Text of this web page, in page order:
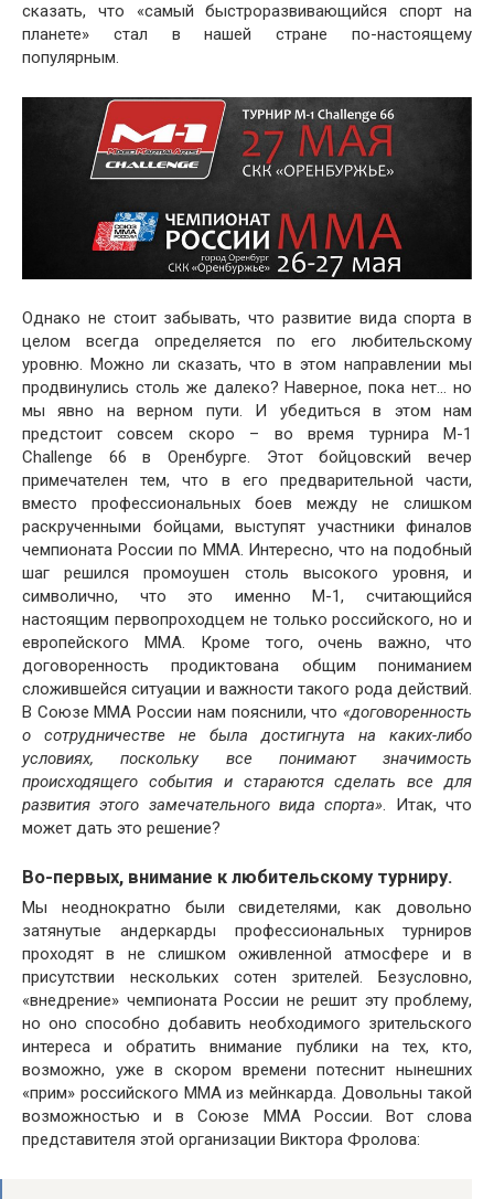
сказать, что «самый быстроразвивающийся спорт на
планете» стал в нашей стране по-настоящему
популярным.
Однако не стоит забывать, что развитие вида спорта в
целом всегда определяется по его любительскому
уровню. Можно ли сказать, что в этом направлении мы
продвинулись столь же далеко? Наверное, пока нет… но
мы явно на верном пути. И убедиться в этом нам
предстоит совсем скоро – во время турнира M-1
Challenge 66 в Оренбурге. Этот бойцовский вечер
примечателен тем, что в его предварительной части,
вместо профессиональных боев между не слишком
раскрученными бойцами, выступят участники финалов
чемпионата России по ММА. Интересно, что на подобный
шаг решился промоушен столь высокого уровня, и
символично, что это именно М-1, считающийся
настоящим первопроходцем не только российского, но и
европейского ММА. Кроме того, очень важно, что
договоренность продиктована общим пониманием
сложившейся ситуации и важности такого рода действий.
В Союзе ММА России нам пояснили, что «договоренность
о сотрудничестве не была достигнута на каких-либо
условиях, поскольку все понимают значимость
происходящего события и стараются сделать все для
развития этого замечательного вида спорта». Итак, что
может дать это решение?
Во-первых, внимание к любительскому турниру.
Мы неоднократно были свидетелями, как довольно
затянутые андеркарды профессиональных турниров
проходят в не слишком оживленной атмосфере и в
присутствии нескольких сотен зрителей. Безусловно,
«внедрение» чемпионата России не решит эту проблему,
но оно способно добавить необходимого зрительского
интереса и обратить внимание публики на тех, кто,
возможно, уже в скором времени потеснит нынешних
«прим» российского ММА из мейнкарда. Довольны такой
возможностью и в Союзе ММА России. Вот слова
представителя этой организации Виктора Фролова: